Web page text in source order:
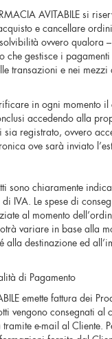
AVITABILE si
e cancellare
ovvero qualora
che gestisce i
transazioni e nei mezzi
in ogni momento il
accedendo alla
sia registrato, ovvero
ove sarà inviato
sono chiaramente
IVA. Le spese di
al momento
variare in base alla
alla destinazione ed
di Pagamento
emette fattura dei
vengono consegnati al
e-mail al Cliente.
fornite dal